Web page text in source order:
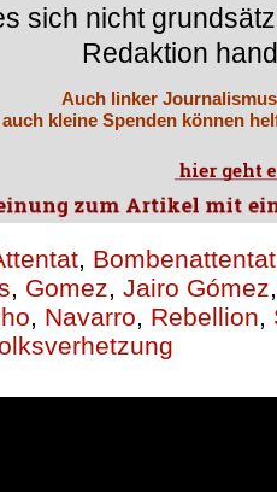
sich nicht
Redaktion
Auch linker
kleine Spenden können
, Bombenattentat
, Gomez, Jairo Gómez
, Navarro, Rebellion,